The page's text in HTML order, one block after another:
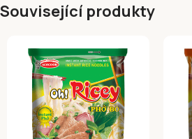
Související produkty